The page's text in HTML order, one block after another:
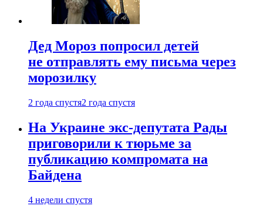
Дед Мороз попросил детей
не отправлять ему письма через
морозилку
2 года спустя2 года спустя
На Украине экс-депутата Рады
приговорили к тюрьме за
публикацию компромата на
Байдена
4 недели спустя